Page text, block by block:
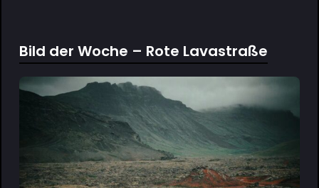
Bild der Woche – Rote Lavastraße